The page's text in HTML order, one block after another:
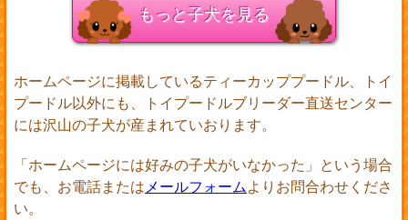
もっと子犬を見る
ホームページに掲載しているティーカッププードル、トイ
プードル以外にも、トイプードルブリーダー直送センター
には沢山の子犬が産まれていおります。
「ホームページには好みの子犬がいなかった」という場合
でも、お電話またはメールフォームよりお問合わせくださ
い。